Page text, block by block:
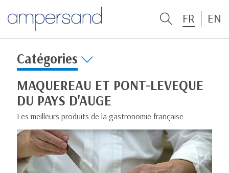
FR EN
Catégories
MAQUEREAU ET PONT-LEVEQUE
DU PAYS D'AUGE
Les meilleurs produits de la gastronomie française